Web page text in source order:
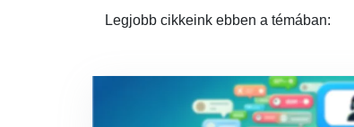
Legjobb cikkeink ebben a témában: